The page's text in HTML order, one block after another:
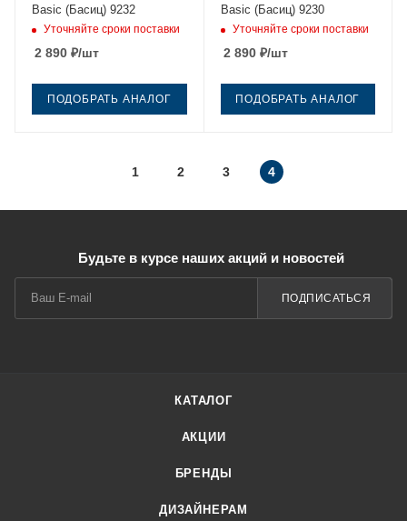
Basic (Басиц) 9232
Уточняйте сроки поставки
2 890 ₽/шт
ПОДОБРАТЬ АНАЛОГ
Basic (Басиц) 9230
Уточняйте сроки поставки
2 890₽/шт
ПОДОБРАТЬ АНАЛОГ
1 2 3 4
Будьте в курсе наших акций и новостей
ПОДПИСАТЬСЯ
КАТАЛОГ
АКЦИИ
БРЕНДЫ
ДИЗАЙНЕРАМ